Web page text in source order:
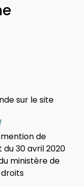
sur le site
de
du 30 avril 2020
ministère de